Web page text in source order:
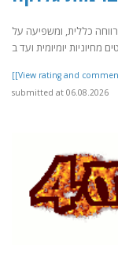
כללית, ומשפיעה על
[[View rating and
submitted at 06.08.2026